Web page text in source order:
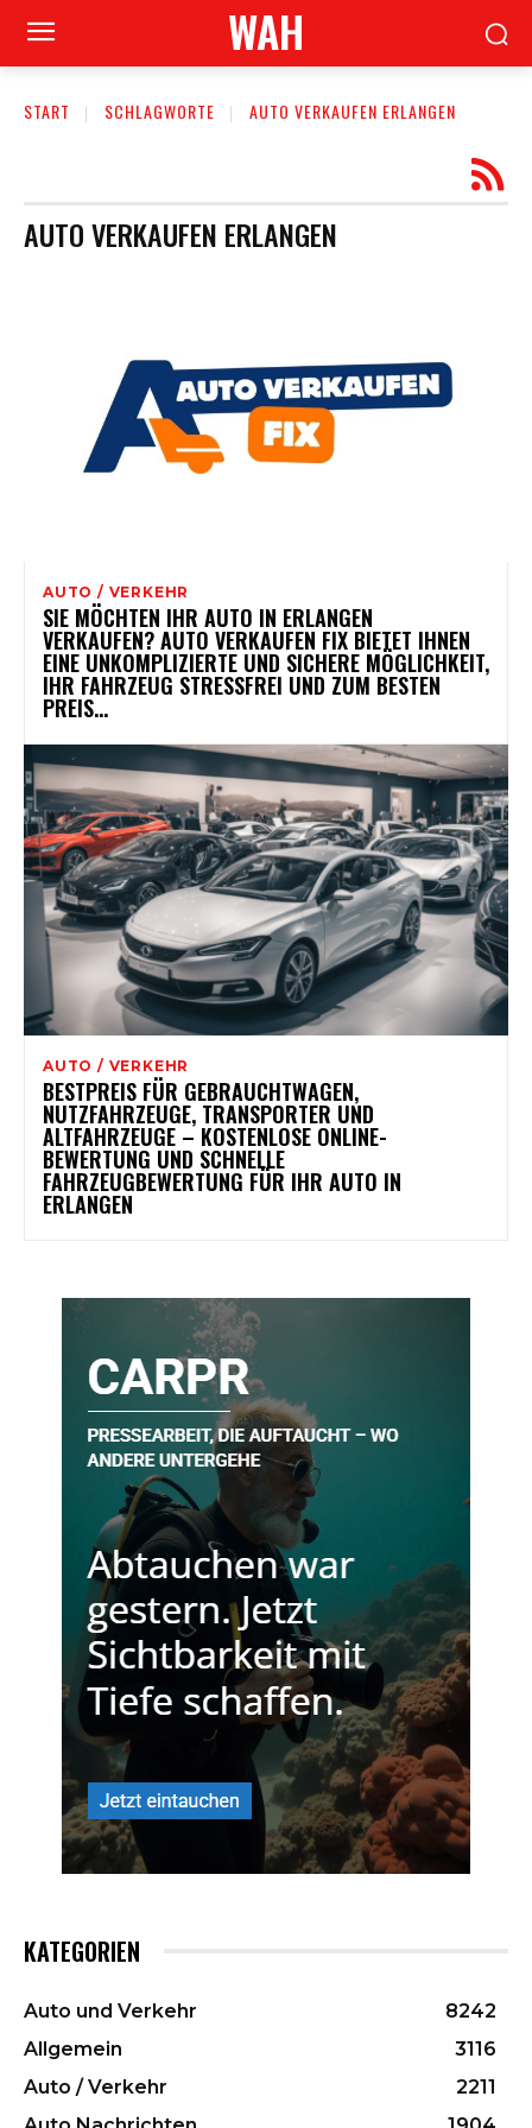
WAH
START SCHLAGWORTE AUTO VERKAUFEN ERLANGEN
AUTO VERKAUFEN ERLANGEN
AUTO / VERKEHR
SIE MÖCHTEN IHR AUTO IN ERLANGEN
VERKAUFEN? AUTO VERKAUFEN FIX BIETET IHNEN
EINE UNKOMPLIZIERTE UND SICHERE MÖGLICHKEIT,
IHR FAHRZEUG STRESSFREI UND ZUM BESTEN
PREIS...
AUTO / VERKEHR
BESTPREIS FÜR GEBRAUCHTWAGEN,
NUTZFAHRZEUGE, TRANSPORTER UND
ALTFAHRZEUGE – KOSTENLOSE ONLINE-
BEWERTUNG UND SCHNELLE
FAHRZEUGBEWERTUNG FÜR IHR AUTO IN
ERLANGEN
KATEGORIEN
Auto und Verkehr
8242
Allgemein
3116
Auto / Verkehr
2211